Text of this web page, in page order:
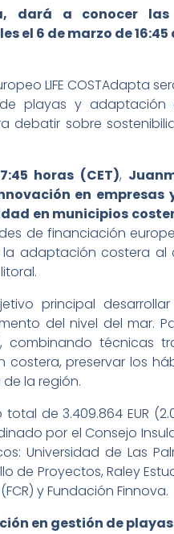
dará a conocer
6 de marzo de 16:45
LIFE COSTAdapta
playas y adaptación
debatir sobre
horas (CET),
en empresas
en municipios
de financiación
adaptación costera al
principal
del nivel del mar.
combinando técnicas
preservar los
la región.
de 3.409.864 EUR
por el Consejo
Universidad de Las
de Proyectos, Raley
y Fundación Finnova.
en gestión de playas